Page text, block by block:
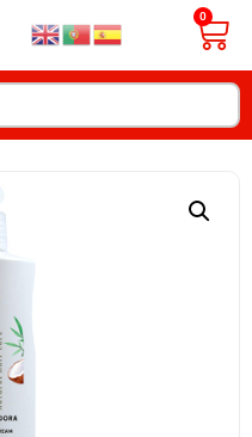
0